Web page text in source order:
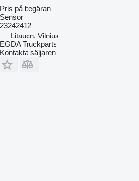
Pris på begäran
Sensor
23242412
Litauen, Vilnius
EGDA Truckparts
Kontakta säljaren